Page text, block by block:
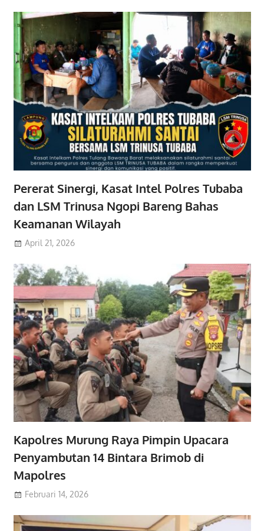
Pererat Sinergi, Kasat Intel Polres Tubaba
dan LSM Trinusa Ngopi Bareng Bahas
Keamanan Wilayah
April 21, 2026
Kapolres Murung Raya Pimpin Upacara
Penyambutan 14 Bintara Brimob di
Mapolres
Februari 14, 2026